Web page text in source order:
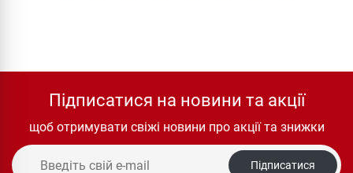
Підписатися на новини та акції
щоб отримувати свіжі новини про акції та знижки
Підписатися